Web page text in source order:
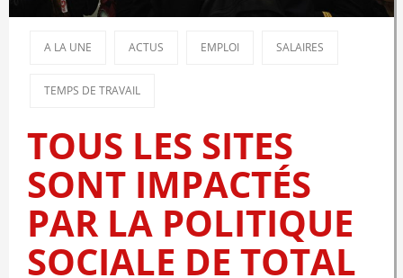
A LA UNE ACTUS EMPLOI SALAIRES
TEMPS DE TRAVAIL
TOUS LES SITES
SONT IMPACTÉS
PAR LA POLITIQUE
SOCIALE DE TOTAL